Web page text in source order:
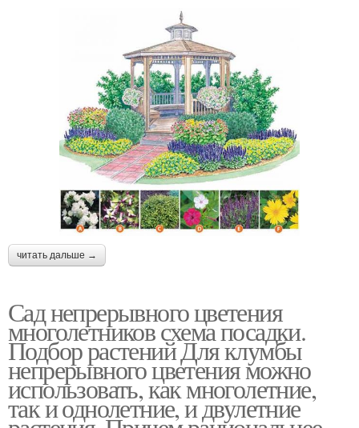
читать дальше →
Сад непрерывного цветения
многолетников схема посадки.
Подбор растений Для клумбы
непрерывного цветения можно
использовать, как многолетние,
так и однолетние, и двулетние